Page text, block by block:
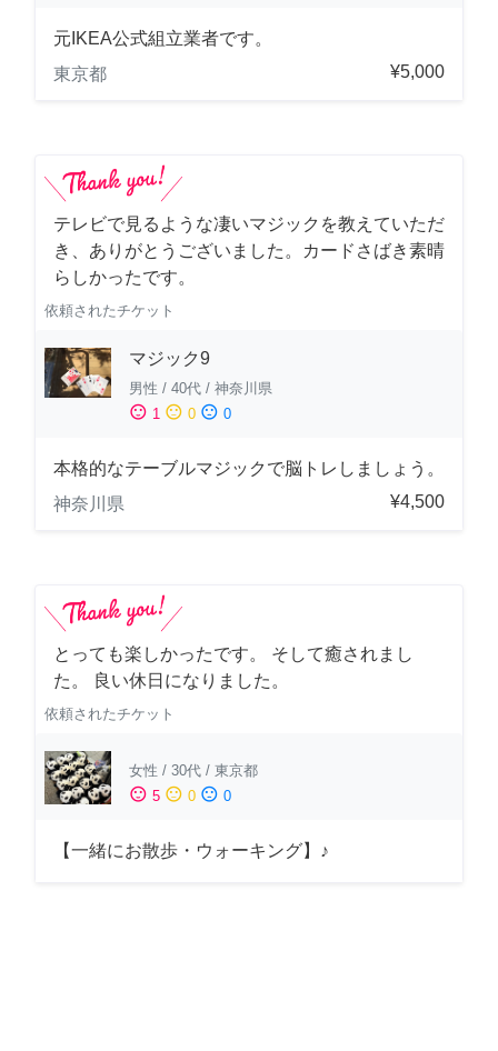
元IKEA公式組立業者です。
東京都
¥5,000
テレビで見るような凄いマジックを教えていただ
き、ありがとうございました。カードさばき素晴
らしかったです。
依頼されたチケット
マジック9
男性 / 40代 / 神奈川県
sentiment_satisfied 1 sentiment_neutral 0 sentiment_dissatisfied 0
本格的なテーブルマジックで脳トレしましょう。
神奈川県
¥4,500
とっても楽しかったです。 そして癒されまし
た。 良い休日になりました。
依頼されたチケット
女性 / 30代 / 東京都
sentiment_satisfied 5 sentiment_neutral 0 sentiment_dissatisfied 0
【一緒にお散歩・ウォーキング】♪